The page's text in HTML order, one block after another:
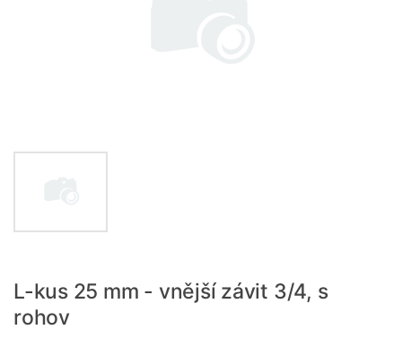
L-kus 25 mm - vnější závit 3/4, s
rohov